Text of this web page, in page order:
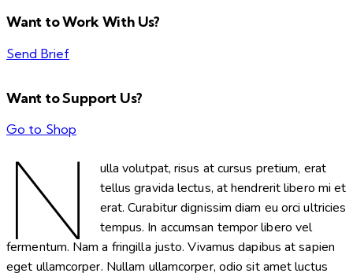
Want to Work With Us?
Send Brief
Want to Support Us?
Go to Shop
N
ulla volutpat, risus at cursus pretium, erat
tellus gravida lectus, at hendrerit libero mi et
erat. Curabitur dignissim diam eu orci ultricies
tempus. In accumsan tempor libero vel
fermentum. Nam a fringilla justo. Vivamus dapibus at sapien
eget ullamcorper. Nullam ullamcorper, odio sit amet luctus